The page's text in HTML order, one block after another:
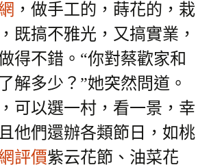
，做手工的，蒔花的，栽
既搞不雅光，又搞實業，
得不錯。“你對蔡歡家和
解多少？”她突然問道。
可以選一村，看一景，幸
他們還辦各類節日，如桃
評價紫云花節、油菜花